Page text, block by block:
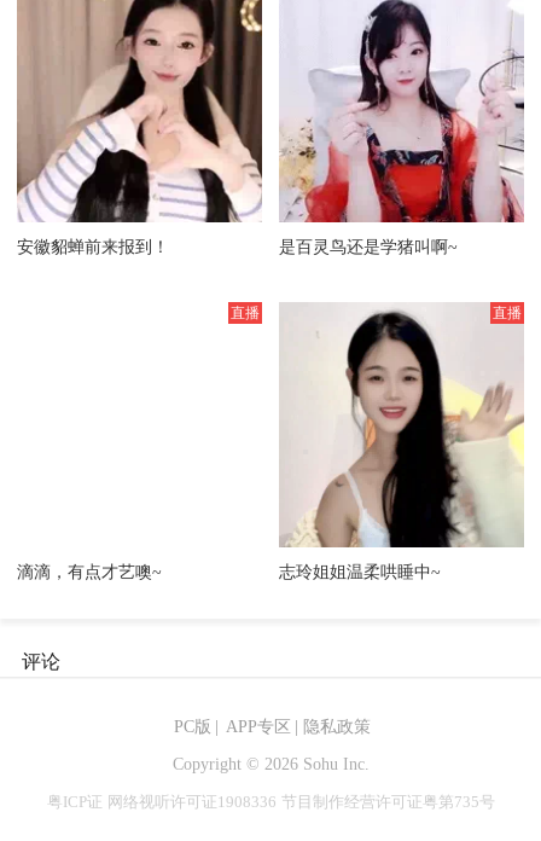
安徽貂蝉前来报到！ 是百灵鸟还是学猪叫啊~
滴滴，有点才艺噢~ 志玲姐姐温柔哄睡中~
评论
PC版 APP专区 隐私政策
Copyright © 2026 Sohu Inc.
粤ICP证 网络视听许可证1908336 节目制作经营许可证粤第735号